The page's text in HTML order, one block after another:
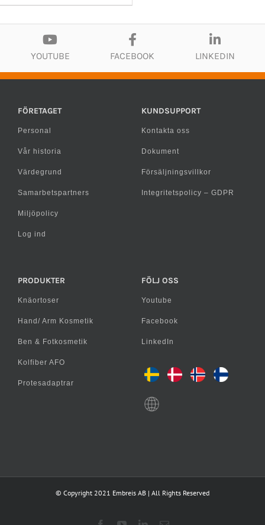
YOUTUBE FACEBOOK LINKEDIN
FÖRETAGET
Personal
Vår historia
Värdegrund
Samarbetspartners
Miljöpolicy
Log ind
KUNDSUPPORT
Kontakta oss
Dokument
Försäljningsvillkor
Integritetspolicy – GDPR
PRODUKTER
Knäortoser
Hand/ Arm Kosmetik
Ben & Fotkosmetik
Kolfiber AFO
Protesadaptrar
FÖLJ OSS
Youtube
Facebook
LinkedIn
© Copyright 2021 Embreis AB | All Rights Reserved